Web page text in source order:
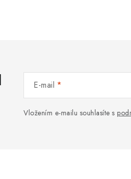
E-mail
Vložením e-mailu souhlasíte s